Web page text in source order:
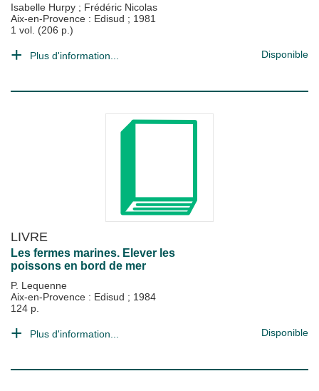
Isabelle Hurpy ; Frédéric Nicolas
Aix-en-Provence : Edisud ; 1981
1 vol. (206 p.)
Plus d'information... Disponible
LIVRE
Les fermes marines. Elever les
poissons en bord de mer
P. Lequenne
Aix-en-Provence : Edisud ; 1984
124 p.
Plus d'information... Disponible